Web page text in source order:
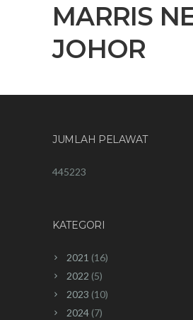
MARRIS
JOHOR
JUMLAH PELAWAT
445223
KATEGORI
2021 (16)
2022 (5)
2023 (10)
2024 (7)